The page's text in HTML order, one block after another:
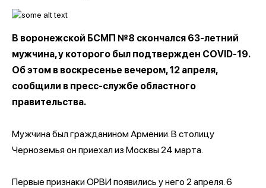
В воронежской БСМП №8 скончался 63-летний
мужчина, у которого был подтвержден COVID-19.
Об этом в воскресенье вечером, 12 апреля,
сообщили в пресс-службе областного
правительства.
Мужчина был гражданином Армении. В столицу
Черноземья он приехал из Москвы 24 марта.
Первые признаки ОРВИ появились у него 2 апреля. 6